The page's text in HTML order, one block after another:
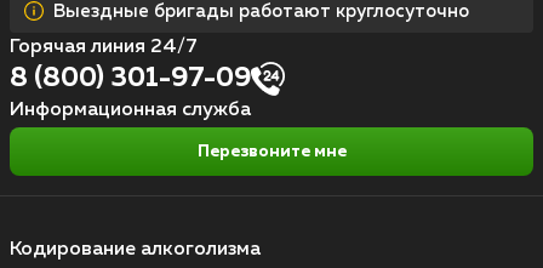
Кодирование алкоголизма
Выездные бригады работают круглосуточно
Горячая линия 24/7
8 (800) 301-97-09
Информационная служба
Перезвоните мне